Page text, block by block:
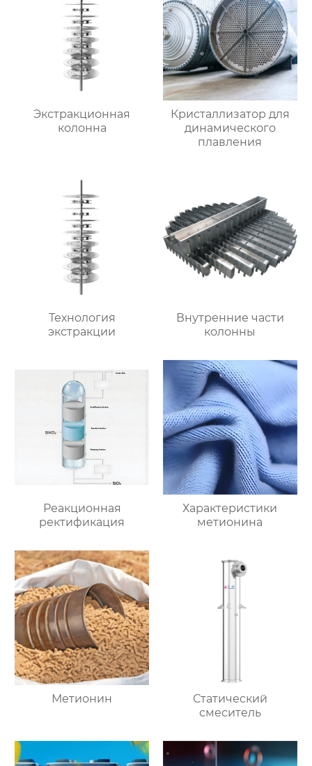
Экстракционная
колонна
Кристаллизатор для
динамического
плавления
Технология
экстракции
Внутренние части
колонны
Реакционная
ректификация
Характеристики
метионина
Метионин
Статический
смеситель